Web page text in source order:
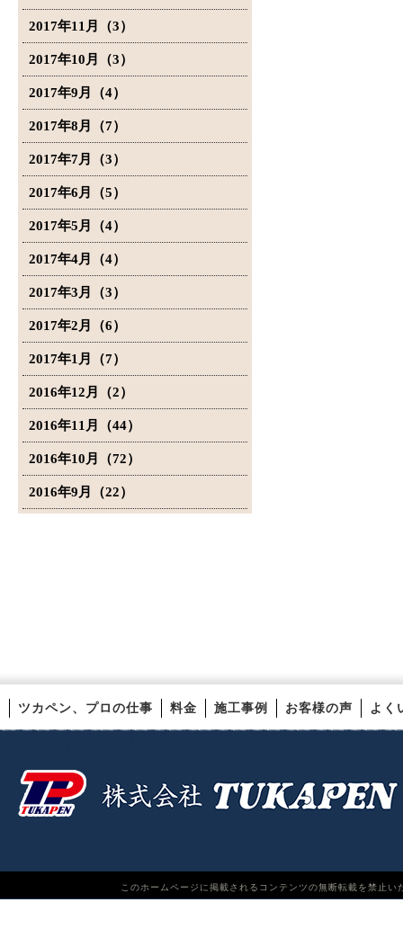
2017年11月（3）
2017年10月（3）
2017年9月（4）
2017年8月（7）
2017年7月（3）
2017年6月（5）
2017年5月（4）
2017年4月（4）
2017年3月（3）
2017年2月（6）
2017年1月（7）
2016年12月（2）
2016年11月（44）
2016年10月（72）
2016年9月（22）
ツカペン、プロの仕事 料金 施工事例 お客様の声 よく
このホームページに掲載されるコンテンツの無断転載を禁